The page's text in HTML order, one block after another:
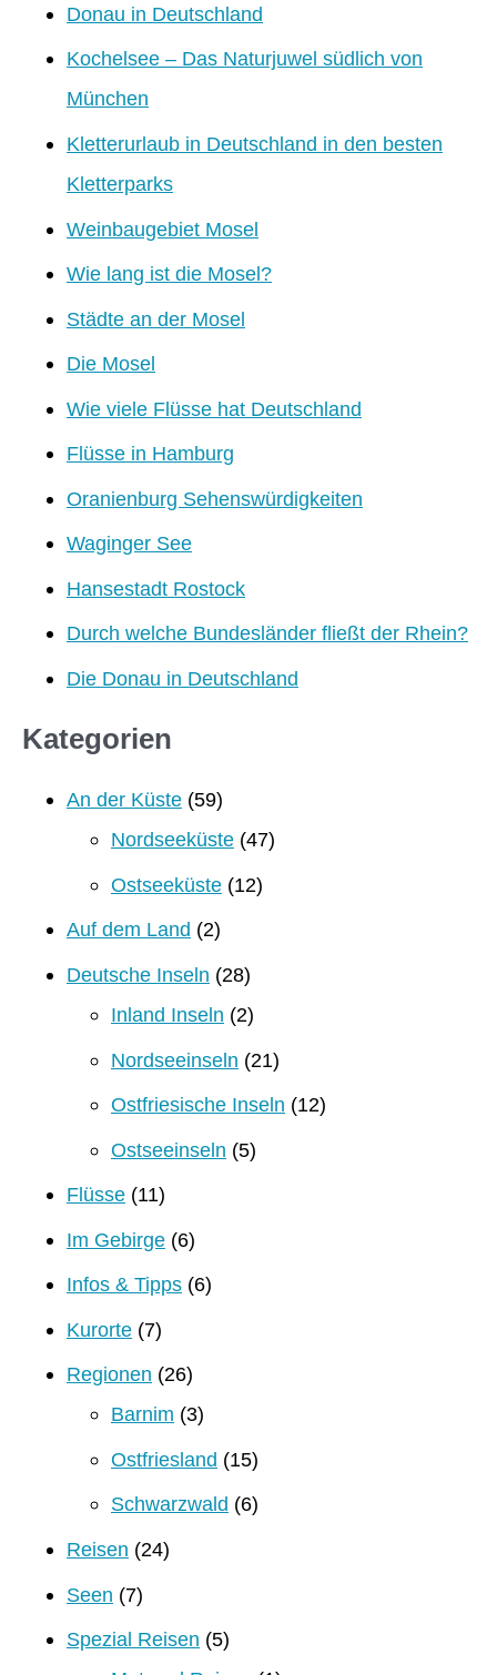
Donau in Deutschland
Kochelsee – Das Naturjuwel südlich von
München
Kletterurlaub in Deutschland in den besten
Kletterparks
Weinbaugebiet Mosel
Wie lang ist die Mosel?
Städte an der Mosel
Die Mosel
Wie viele Flüsse hat Deutschland
Flüsse in Hamburg
Oranienburg Sehenswürdigkeiten
Waginger See
Hansestadt Rostock
Durch welche Bundesländer fließt der Rhein?
Die Donau in Deutschland
Kategorien
An der Küste (59)
Nordseeküste (47)
Ostseeküste (12)
Auf dem Land (2)
Deutsche Inseln (28)
Inland Inseln (2)
Nordseeinseln (21)
Ostfriesische Inseln (12)
Ostseeinseln (5)
Flüsse (11)
Im Gebirge (6)
Infos & Tipps (6)
Kurorte (7)
Regionen (26)
Barnim (3)
Ostfriesland (15)
Schwarzwald (6)
Reisen (24)
Seen (7)
Spezial Reisen (5)